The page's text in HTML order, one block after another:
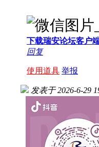
下载瑞安论坛客户
回复
使用道具 举报
发表于 2026-6-29